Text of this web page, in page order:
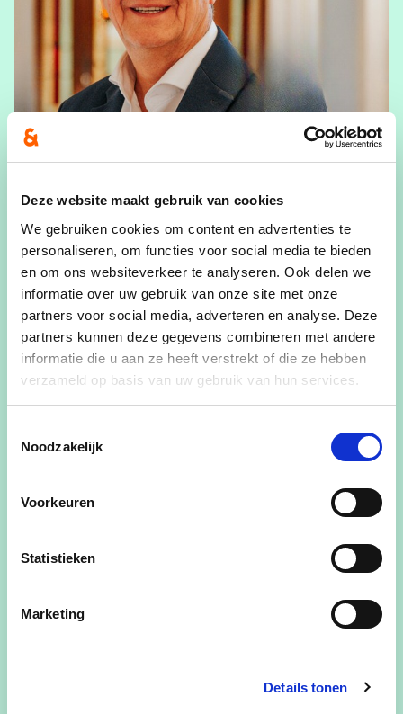
Deze website maakt gebruik van cookies
We gebruiken cookies om content en advertenties te
personaliseren, om functies voor social media te bieden
en om ons websiteverkeer te analyseren. Ook delen we
informatie over uw gebruik van onze site met onze
partners voor social media, adverteren en analyse. Deze
partners kunnen deze gegevens combineren met andere
informatie die u aan ze heeft verstrekt of die ze hebben
verzameld op basis van uw gebruik van hun services.
Noodzakelijk
Voorkeuren
Statistieken
Marketing
Details tonen
Theo Schuurmans
Theo Schuurmans | Gemeenteraadslid
View Theo Schuurmans's profile